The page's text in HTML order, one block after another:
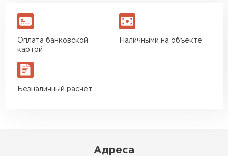
Оплата банковской
картой
Наличными на объекте
Безналичный расчёт
Адреса